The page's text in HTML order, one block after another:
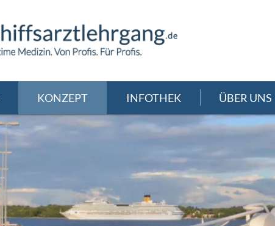
KONZEPT INFOTHEK ÜBER UNS